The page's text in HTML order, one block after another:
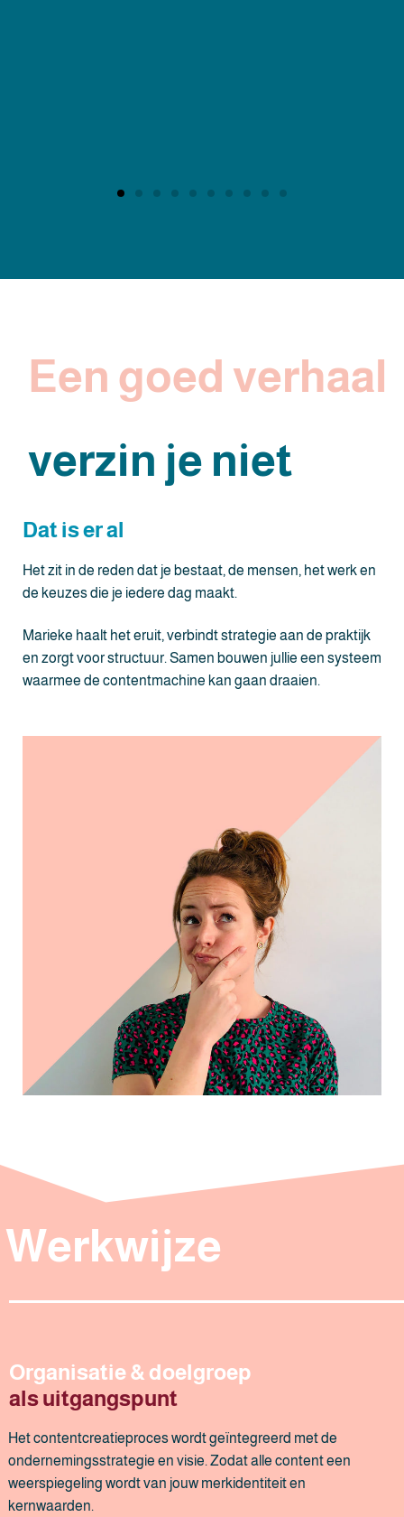
Een goed verhaal
verzin je niet
Dat is er al
Het zit in de reden dat je bestaat, de mensen, het werk en
de keuzes die je iedere dag maakt.
Marieke haalt het eruit, verbindt strategie aan de praktijk
en zorgt voor structuur. Samen bouwen jullie een systeem
waarmee de contentmachine kan gaan draaien.
Werkwijze
Organisatie & doelgroep
als uitgangspunt
Het contentcreatieproces wordt geïntegreerd met de
ondernemingsstrategie en visie. Zodat alle content een
weerspiegeling wordt van jouw merkidentiteit en
kernwaarden.